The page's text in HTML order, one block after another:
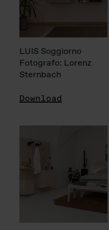
LUIS Soggiorno
Fotografo: Lorenz
Sternbach
Download